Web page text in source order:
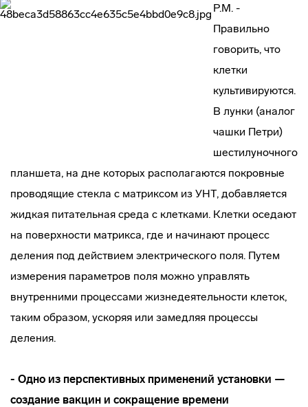
Р.М. -
Правильно
говорить, что
клетки
культивируются.
В лунки (аналог
чашки Петри)
шестилуночного
планшета, на дне которых располагаются покровные
проводящие стекла с матриксом из УНТ, добавляется
жидкая питательная среда с клетками. Клетки оседают
на поверхности матрикса, где и начинают процесс
деления под действием электрического поля. Путем
измерения параметров поля можно управлять
внутренними процессами жизнедеятельности клеток,
таким образом, ускоряя или замедляя процессы
деления.
- Одно из перспективных применений установки —
создание вакцин и сокращение времени